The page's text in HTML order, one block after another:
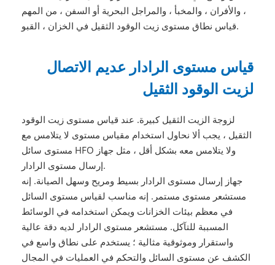
، والأفران ، والمخبأ ، والمراجل البحرية أو السفن ، من المهم
قياس نطاق مستوى زيت الوقود الثقيل في الخزان ، القبو.
قياس مستوى الرادار عديم الاتصال
لزيت الوقود الثقيل
لزوجة الزيت الثقيل كبيرة. عند قياس مستوى زيت الوقود
الثقيل ، يجب ألا نحاول استخدام مقياس مستوى لا يتلامس مع
مستوى سائل HFO ولا يتلامس معه بشكل أقل ، مثل جهاز
إرسال مستوى الرادار.
جهاز إرسال مستوى الرادار بسيط ومريح وسهل الصيانة. إنه
مستشعر مستوى مستمر. إنه مناسب لقياس مستوى السائل
في معظم بيئات الخزانات ويمكن استخدامه في الوسائط
المسببة للتآكل. مستشعر مستوى الرادار لديه دقة عالية
واستقرار وموثوقية مثالية ؛ يستخدم على نطاق واسع في
الكشف عن مستوى السائل والتحكم في العمليات في المجال